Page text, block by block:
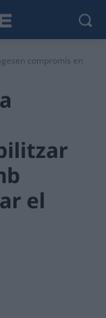
compromís en
el